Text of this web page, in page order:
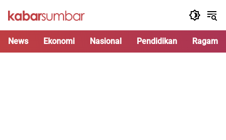
News Ekonomi Nasional Pendidikan Ragam